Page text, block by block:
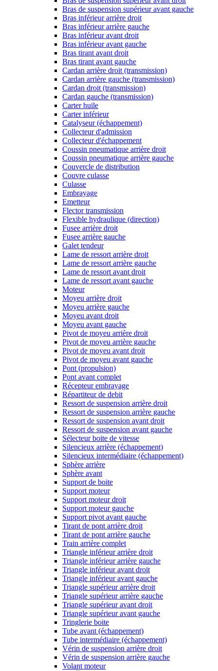
Bras de suspension supérieur avant gauche
Bras inférieur arrière droit
Bras inférieur arrière gauche
Bras inférieur avant droit
Bras inférieur avant gauche
Bras tirant avant droit
Bras tirant avant gauche
Cardan arrière droit (transmission)
Cardan arrière gauche (transmission)
Cardan droit (transmission)
Cardan gauche (transmission)
Carter huile
Carter inférieur
Catalyseur (échappement)
Collecteur d'admission
Collecteur d'échappement
Coussin pneumatique arrière droit
Coussin pneumatique arrière gauche
Couvercle de distribution
Couvre culasse
Culasse
Embrayage
Emetteur
Flector transmission
Flexible hydraulique (direction)
Fusee arrière droit
Fusee arrière gauche
Galet tendeur
Lame de ressort arrière droit
Lame de ressort arrière gauche
Lame de ressort avant droit
Lame de ressort avant gauche
Moteur
Moyeu arrière droit
Moyeu arrière gauche
Moyeu avant droit
Moyeu avant gauche
Pivot de moyeu arrière droit
Pivot de moyeu arrière gauche
Pivot de moyeu avant droit
Pivot de moyeu avant gauche
Pont (propulsion)
Pont avant complet
Récepteur embrayage
Répartiteur de debit
Ressort de suspension arrière droit
Ressort de suspension arrière gauche
Ressort de suspension avant droit
Ressort de suspension avant gauche
Sélecteur boite de vitesse
Silencieux arrière (échappement)
Silencieux intermédiaire (échappement)
Sphère arrière
Sphère avant
Support de boite
Support moteur
Support moteur droit
Support moteur gauche
Support pivot avant gauche
Tirant de pont arrière droit
Tirant de pont arrière gauche
Train arrière complet
Triangle inférieur arrière droit
Triangle inférieur arrière gauche
Triangle inférieur avant droit
Triangle inférieur avant gauche
Triangle supérieur arrière droit
Triangle supérieur arrière gauche
Triangle supérieur avant droit
Triangle supérieur avant gauche
Tringlerie boite
Tube avant (échappement)
Tube intermédiaire (échappement)
Vérin de suspension arrière droit
Vérin de suspension arrière gauche
Volant moteur